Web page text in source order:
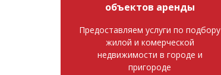
объектов аренды
Предоставляем услуги по подбору
жилой и комерческой
недвижимости в городе и
пригороде